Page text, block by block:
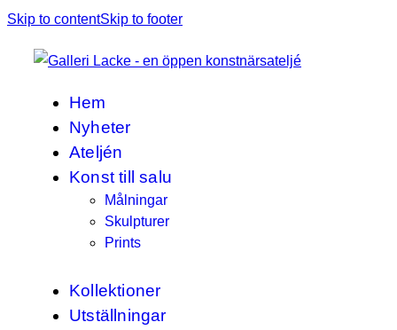
Skip to contentSkip to footer
Hem
Nyheter
Ateljén
Konst till salu
Målningar
Skulpturer
Prints
Kollektioner
Utställningar